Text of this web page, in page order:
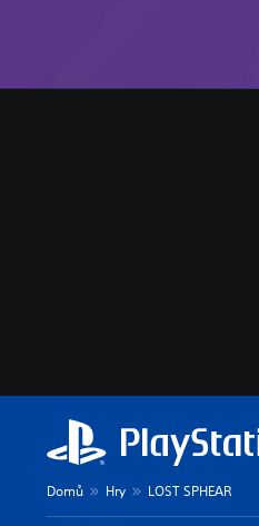
Domů Hry LOST SPHEAR